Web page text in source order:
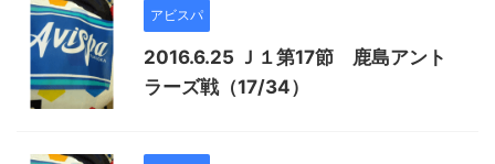
アビスパ
2016.6.25 Ｊ１第17節 鹿島アント
ラーズ戦（17/34）